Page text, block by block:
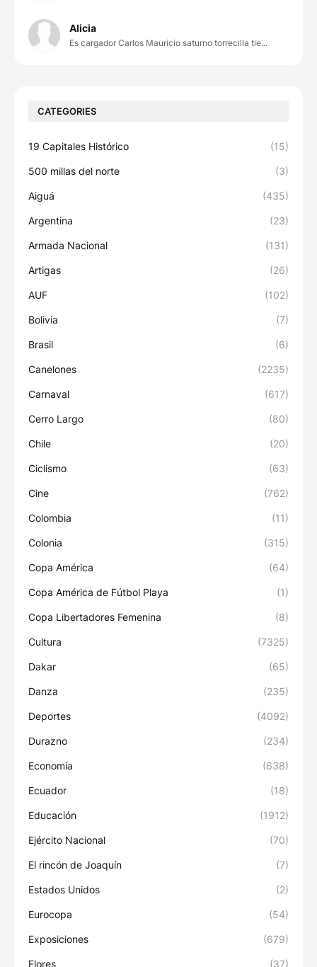
Alicia
Es cargador Carlos Mauricio saturno torrecilla tie...
CATEGORIES
19 Capitales Histórico (15)
500 millas del norte (3)
Aiguá (435)
Argentina (23)
Armada Nacional (131)
Artigas (26)
AUF (102)
Bolivia (7)
Brasil (6)
Canelones (2235)
Carnaval (617)
Cerro Largo (80)
Chile (20)
Ciclismo (63)
Cine (762)
Colombia (11)
Colonia (315)
Copa América (64)
Copa América de Fútbol Playa (1)
Copa Libertadores Femenina (8)
Cultura (7325)
Dakar (65)
Danza (235)
Deportes (4092)
Durazno (234)
Economía (638)
Ecuador (18)
Educación (1912)
Ejército Nacional (70)
El rincón de Joaquín (7)
Estados Unidos (2)
Eurocopa (54)
Exposiciones (679)
Flores (37)